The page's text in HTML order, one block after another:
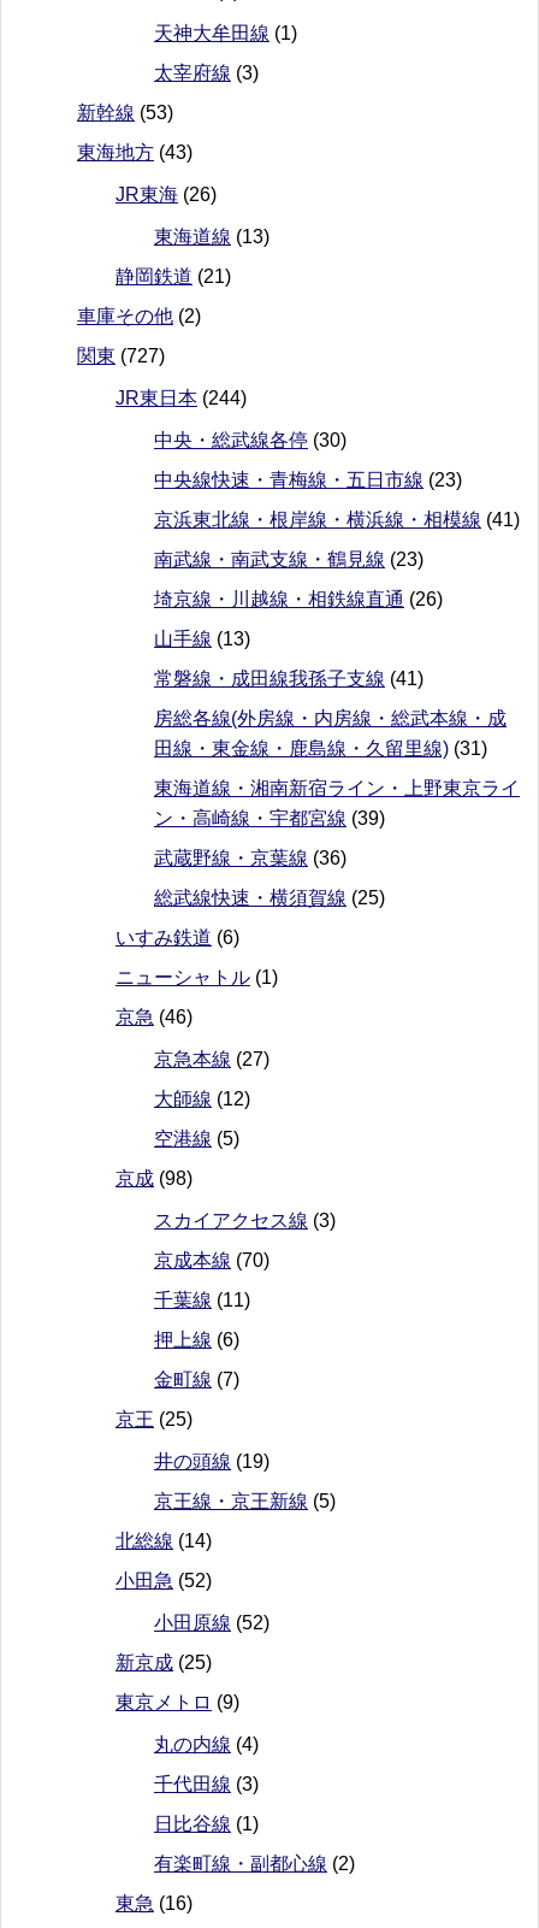
天神大牟田線 (1)
太宰府線 (3)
新幹線 (53)
東海地方 (43)
JR東海 (26)
東海道線 (13)
静岡鉄道 (21)
車庫その他 (2)
関東 (727)
JR東日本 (244)
中央・総武線各停 (30)
中央線快速・青梅線・五日市線 (23)
京浜東北線・根岸線・横浜線・相模線 (41)
南武線・南武支線・鶴見線 (23)
埼京線・川越線・相鉄線直通 (26)
山手線 (13)
常磐線・成田線我孫子支線 (41)
房総各線(外房線・内房線・総武本線・成
田線・東金線・鹿島線・久留里線) (31)
東海道線・湘南新宿ライン・上野東京ライ
ン・高崎線・宇都宮線 (39)
武蔵野線・京葉線 (36)
総武線快速・横須賀線 (25)
いすみ鉄道 (6)
ニューシャトル (1)
京急 (46)
京急本線 (27)
大師線 (12)
空港線 (5)
京成 (98)
スカイアクセス線 (3)
京成本線 (70)
千葉線 (11)
押上線 (6)
金町線 (7)
京王 (25)
井の頭線 (19)
京王線・京王新線 (5)
北総線 (14)
小田急 (52)
小田原線 (52)
新京成 (25)
東京メトロ (9)
丸の内線 (4)
千代田線 (3)
日比谷線 (1)
有楽町線・副都心線 (2)
東急 (16)